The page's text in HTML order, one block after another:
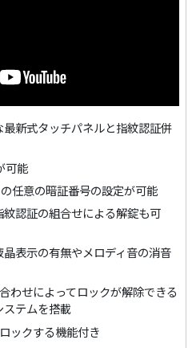
新式タッチパネルと指紋認証併
可能
任意の暗証番号の設定が可能
認証の組合せによる解錠も可
表示の有無やメロディ音の消音
わせによってロックが解除できる
テムを搭載
ックする機能付き